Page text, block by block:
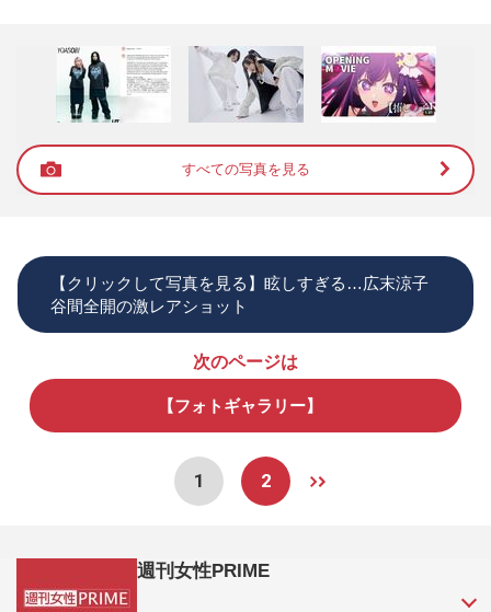
すべての写真を見る
【クリックして写真を見る】眩しすぎる…広末涼子
谷間全開の激レアショット
次のページは
【フォトギャラリー】
1 2
週刊女性PRIME